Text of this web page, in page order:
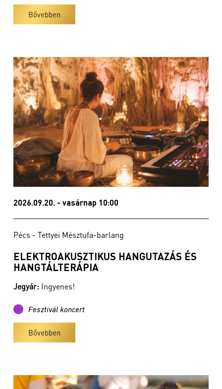
Bővebben
2026.09.20. - vasárnap 10:00
Pécs - Tettyei Mésztufa-barlang
ELEKTROAKUSZTIKUS HANGUTAZÁS ÉS
HANGTÁLTERÁPIA
Jegyár: Ingyenes!
Fesztivál koncert
Bővebben